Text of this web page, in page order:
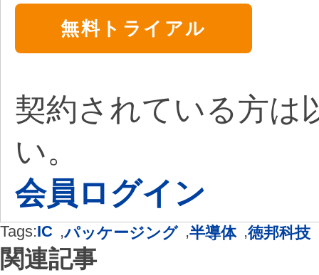
無料トライアル
契約されている方は
い。
会員ログイン
Tags:IC ,パッケージング ,半導体 ,徳邦科技
関連記事